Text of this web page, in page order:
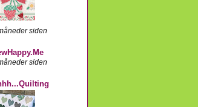
siden
siden